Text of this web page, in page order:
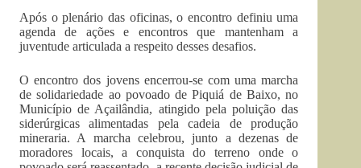
Após o plenário das oficinas, o encontro definiu uma
agenda de ações e encontros que mantenham a
juventude articulada a respeito desses desafios.
O encontro dos jovens encerrou-se com uma marcha
de solidariedade ao povoado de Piquiá de Baixo, no
Município de Açailândia, atingido pela poluição das
siderúrgicas alimentadas pela cadeia de produção
mineraria. A marcha celebrou, junto a dezenas de
moradores locais, a conquista do terreno onde o